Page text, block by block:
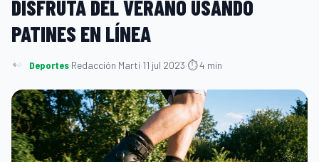
DISFRUTA DEL VERANO USANDO
PATINES EN LÍNEA
Deportes·Redacción Martí·11 jul 2023·⏱ 4 min